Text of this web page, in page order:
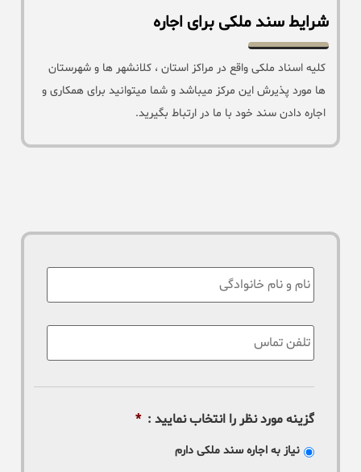
شرایط سند ملکی برای اجاره
کلیه اسناد ملکی واقع در مراکز استان ، کلانشهر ها و شهرستان
ها مورد پذیرش این مرکز میباشد و شما میتوانید برای همکاری و
اجاره دادن سند خود با ما در ارتباط بگیرید.
نام
تلفن
تماس
:
*
گزینه مورد نظر را انتخاب نمایید : *
نیاز به اجاره سند ملکی دارم